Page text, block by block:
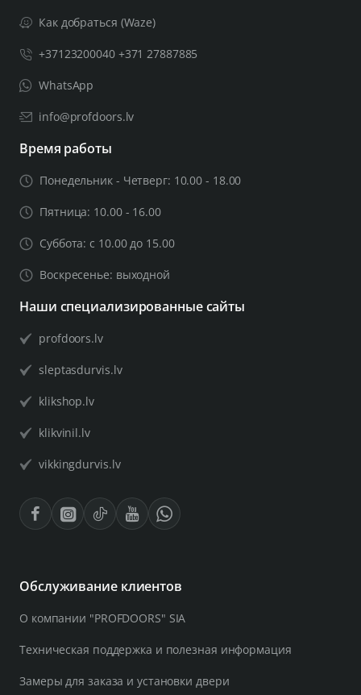
Как добраться (Waze)
+37123200040 +371 27887885
WhatsApp
info@profdoors.lv
Время работы
Понедельник - Четверг: 10.00 - 18.00
Пятница: 10.00 - 16.00
Суббота: с 10.00 до 15.00
Воскресенье: выходной
Наши специализированные сайты
profdoors.lv
sleptasdurvis.lv
klikshop.lv
klikvinil.lv
vikkingdurvis.lv
Обслуживание клиентов
О компании "PROFDOORS" SIA
Техническая поддержка и полезная информация
Замеры для заказа и установки двери